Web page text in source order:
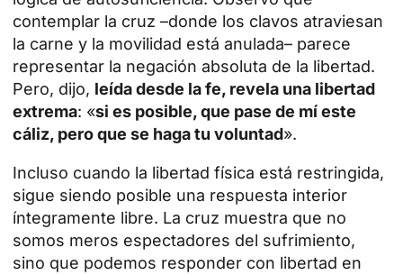
contemplar la cruz –donde los clavos atraviesan
la carne y la movilidad está anulada– parece
representar la negación absoluta de la libertad.
Pero, dijo, leída desde la fe, revela una libertad
extrema: «si es posible, que pase de mí este
cáliz, pero que se haga tu voluntad».
Incluso cuando la libertad física está restringida,
sigue siendo posible una respuesta interior
íntegramente libre. La cruz muestra que no
somos meros espectadores del sufrimiento,
sino que podemos responder con libertad en